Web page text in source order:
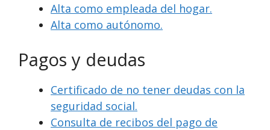
Alta como empleada del hogar.
Alta como autónomo.
Pagos y deudas
Certificado de no tener deudas con la
seguridad social.
Consulta de recibos del pago de